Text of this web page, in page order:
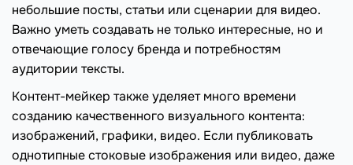
небольшие посты, статьи или сценарии для видео.
Важно уметь создавать не только интересные, но и
отвечающие голосу бренда и потребностям
аудитории тексты.
Контент-мейкер также уделяет много времени
созданию качественного визуального контента:
изображений, графики, видео. Если публиковать
однотипные стоковые изображения или видео, даже